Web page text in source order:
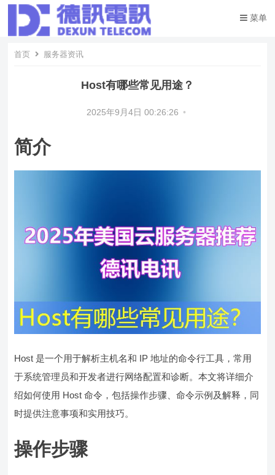
菜单
首页 服务器资讯
Host有哪些常见用途？
2025年9月4日 00:26:26 •
简介
Host 是一个用于解析主机名和 IP 地址的命令行工具，常用
于系统管理员和开发者进行网络配置和诊断。本文将详细介
绍如何使用 Host 命令，包括操作步骤、命令示例及解释，同
时提供注意事项和实用技巧。
操作步骤